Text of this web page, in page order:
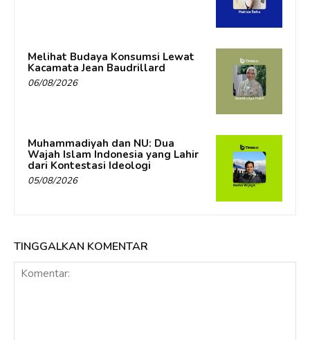
Melihat Budaya Konsumsi Lewat
Kacamata Jean Baudrillard
06/08/2026
Muhammadiyah dan NU: Dua
Wajah Islam Indonesia yang Lahir
dari Kontestasi Ideologi
05/08/2026
TINGGALKAN KOMENTAR